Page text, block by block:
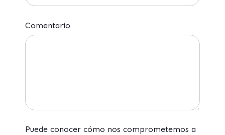
Comentario
Puede conocer cómo nos comprometemos a